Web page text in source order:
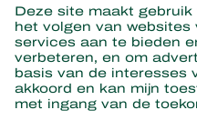
Hier
Partners with Nature
Roofmijten